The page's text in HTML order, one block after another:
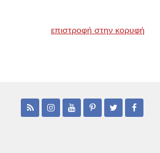
επιστροφή στην κορυφή